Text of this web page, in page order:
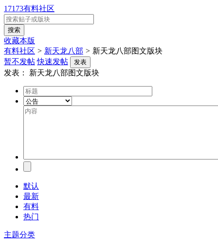
17173有料社区
收藏本版
有料社区 > 新天龙八部 > 新天龙八部图文版块
暂不发帖 快速发帖 发表
发表： 新天龙八部图文版块
默认
最新
有料
热门
主题分类